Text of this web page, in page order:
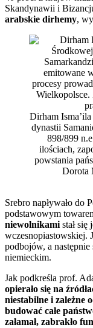
Skandynawii i
arabskie dirhemy,
Dirham
dynastii
898/899
ilościach,
powstania
Dorota
Srebro napływało do
podstawowym
niewolnikamistał się
wczesnopiastowskiej.
podbojów, a
niemieckim.
Jak podkreśla prof.
opierało się na
niestabilne i zależne
budować całe
załamał, zabrakło